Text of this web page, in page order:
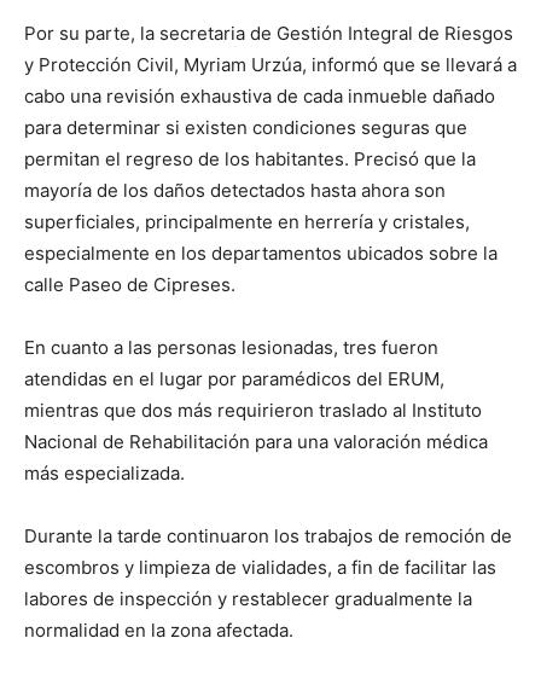
Por su parte, la secretaria de Gestión Integral de Riesgos
y Protección Civil, Myriam Urzúa, informó que se llevará a
cabo una revisión exhaustiva de cada inmueble dañado
para determinar si existen condiciones seguras que
permitan el regreso de los habitantes. Precisó que la
mayoría de los daños detectados hasta ahora son
superficiales, principalmente en herrería y cristales,
especialmente en los departamentos ubicados sobre la
calle Paseo de Cipreses.
En cuanto a las personas lesionadas, tres fueron
atendidas en el lugar por paramédicos del ERUM,
mientras que dos más requirieron traslado al Instituto
Nacional de Rehabilitación para una valoración médica
más especializada.
Durante la tarde continuaron los trabajos de remoción de
escombros y limpieza de vialidades, a fin de facilitar las
labores de inspección y restablecer gradualmente la
normalidad en la zona afectada.